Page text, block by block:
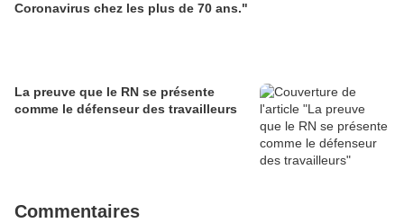
Coronavirus chez les plus de 70 ans."
La preuve que le RN se présente
comme le défenseur des travailleurs
Commentaires